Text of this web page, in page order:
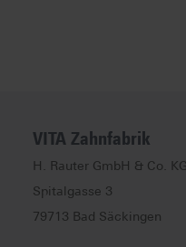
VITA Zahnfabrik
H. Rauter GmbH & Co. KG
Spitalgasse 3
79713 Bad Säckingen